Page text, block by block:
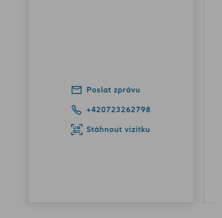
Poslat zprávu
+420723262798
Stáhnout vizitku